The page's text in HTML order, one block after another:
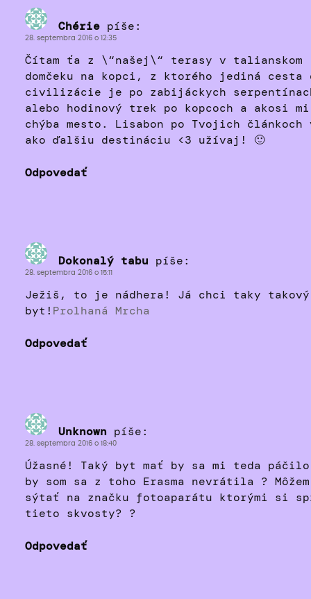
Chérie píše:
28. septembra 2016 o 12:35
Čítam ťa z \“našej\“ terasy v talianskom
domčeku na kopci, z ktorého jediná cesta
civilizácie je po zabijáckych
alebo hodinový trek po kopcoch a akosi
chýba mesto. Lisabon po Tvojich článkoch
ako ďalšiu destináciu <3 užívaj! 🙂
Odpovedať
Dokonalý tabu píše:
28. septembra 2016 o 15:11
Ježiš, to je nádhera! Já chci taky takový
byt! Prolhaná Mrcha
Odpovedať
Unknown píše:
28. septembra 2016 o 18:40
Úžasné! Taký byt mať by sa mi teda
by som sa z toho Erasma nevrátila ?
sýtať na značku fotoaparátu ktorými si
tieto skvosty? ?
Odpovedať